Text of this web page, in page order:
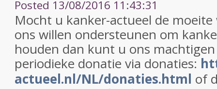
Posted 13/08/2016 11:43:31
Mocht u kanker-actueel de
ons willen ondersteunen om
houden dan kunt u ons
periodieke donatie via donaties:
actueel.nl/NL/donaties.html of